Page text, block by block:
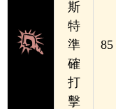
斯
特
準
確
打
擊
85